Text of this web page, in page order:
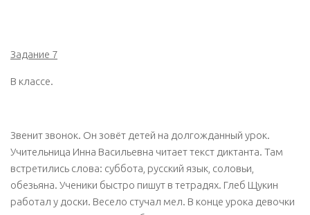
Задание 7
В классе.
Звенит звонок. Он зовёт детей на долгожданный урок.
Учительница Инна Васильевна читает текст диктанта. Там
встретились слова: суббота, русский язык, соловьи,
обезьяна. Ученики быстро пишут в тетрадях. Глеб Щукин
работал у доски. Весело стучал мел. В конце урока девочки